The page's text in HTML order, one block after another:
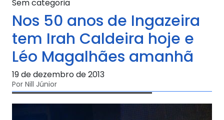
Sem categoria
Nos 50 anos de Ingazeira
tem Irah Caldeira hoje e
Léo Magalhães amanhã
19 de dezembro de 2013
Por Nill Júnior